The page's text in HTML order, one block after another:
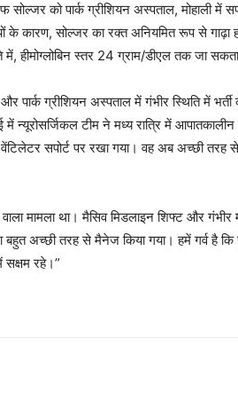
सोल्जर को पार्क ग्रीशियन अस्पताल, मोहाली में
के कारण, सोल्जर का रक्त अनियमित रूप से गाढ़ा
हीमोग्लोबिन स्तर 24 ग्राम/डीएल तक जा
पार्क ग्रीशियन अस्पताल में गंभीर स्थिति में भर्ती
न्यूरोसर्जिकल टीम ने मध्य रात्रि में आपातकालीन
सपोर्ट पर रखा गया। वह अब अच्छी तरह से
मामला था। मैसिव मिडलाइन शिफ्ट और गंभीर
अच्छी तरह से मैनेज किया गया। हमें गर्व है
सक्षम रहे।”